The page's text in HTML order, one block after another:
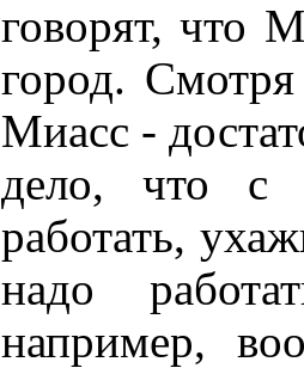
говорят, что
город.
Миасс -
дело, что с
работать,
надо
например,